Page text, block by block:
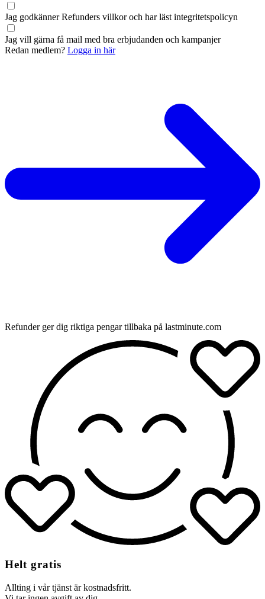
Jag godkänner Refunders villkoroch har läst integritetspolicyn
Jag vill gärna få mail med bra erbjudanden och kampanjer
Redan medlem? Logga in här
Refunder ger dig riktiga pengar tillbaka på lastminute.com
Helt gratis
Allting i vår tjänst är kostnadsfritt.